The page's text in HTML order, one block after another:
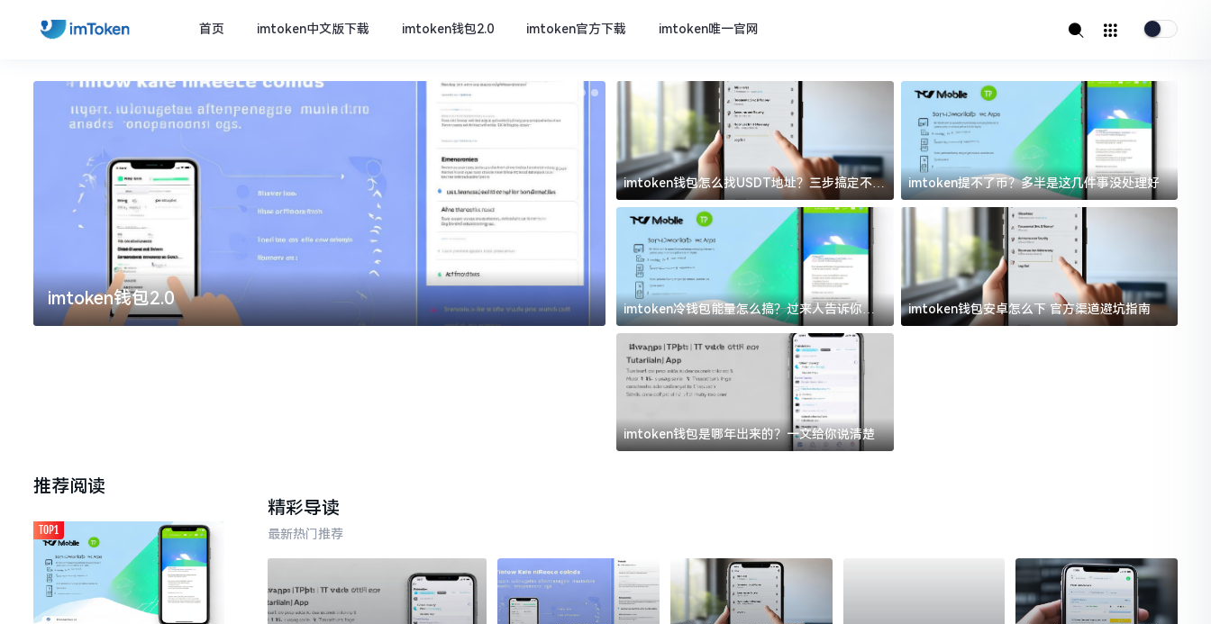
首页 imtoken中文版下载 imtoken钱包2.0 imtoken官方下载 imtoken唯一官网
imtoken钱包2.0 imtoken官方下载
imtoken钱包怎么找USDT地址？三步搞定不踩
坑
imtoken提不了币？多半是这几件事没处理好
imtoken冷钱包能量怎么搞？过来人告诉你门
道
imtoken钱包安卓怎么下 官方渠道避坑指南
imtoken钱包是哪年出来的？一文给你说清楚
推荐阅读
TOP1
精彩导读
最新热门推荐